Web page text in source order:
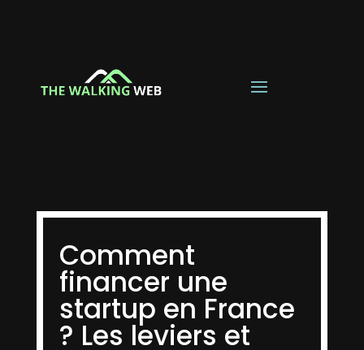
Comment
financer une
startup en France
? Les leviers et